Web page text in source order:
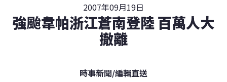
2007年09月19日
強颱韋帕浙江蒼南登陸 百萬人大
撤離
時事新聞/編輯直送